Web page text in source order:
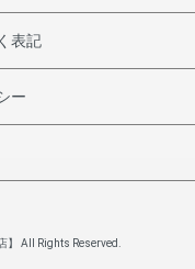
表記
ー
All Rights Reserved.